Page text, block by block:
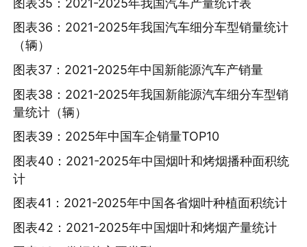
图表35：2021-2025年我国汽车产量统计表
图表36：2021-2025年我国汽车细分车型销量统计
（辆）
图表37：2021-2025年中国新能源汽车产销量
图表38：2021-2025年我国新能源汽车细分车型销
量统计（辆）
图表39：2025年中国车企销量TOP10
图表40：2021-2025年中国烟叶和烤烟播种面积统
计
图表41：2021-2025年中国各省烟叶种植面积统计
图表42：2021-2025年中国烟叶和烤烟产量统计